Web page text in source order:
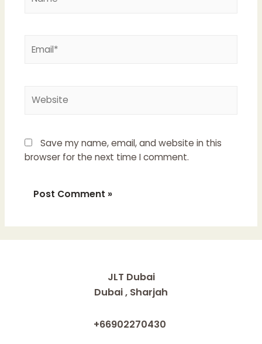
Save my name, email, and website in this
browser for the next time I comment.
JLT Dubai
Dubai , Sharjah
+66902270430